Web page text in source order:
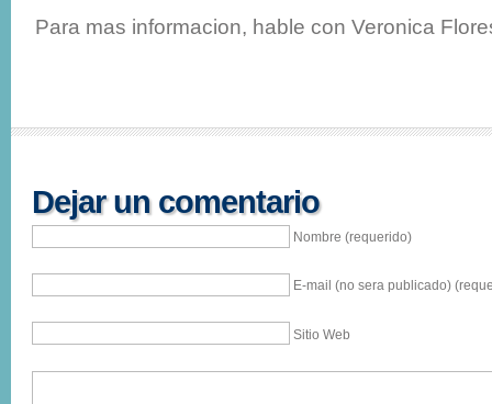
Para mas informacion, hable con Veronica
Dejar un comentario
Nombre (requerido)
E-mail (no sera publicado)
Sitio Web